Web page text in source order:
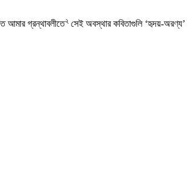
আমার গ্রন্থাবলীতে২ সেই অবস্থার কবিতাগুলি ‘হৃদয়-অরণ্য’